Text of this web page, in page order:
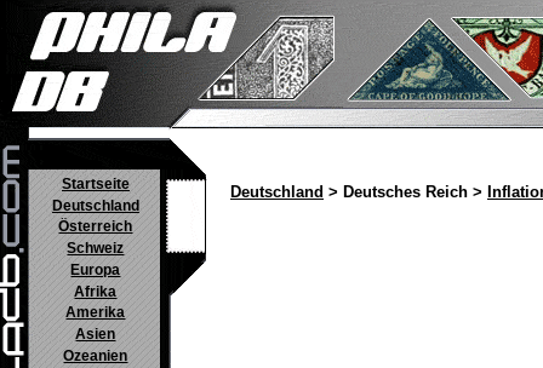
Startseite
Deutschland
Österreich
Schweiz
Europa
Afrika
Amerika
Asien
Ozeanien
Deutschland > Deutsches Reich >